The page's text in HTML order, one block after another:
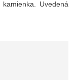
Uvedená